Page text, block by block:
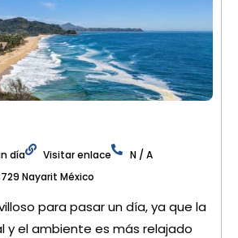
día Visitar enlace
N / A
Nayarit México
para pasar un día, ya que la
y el ambiente es más relajado